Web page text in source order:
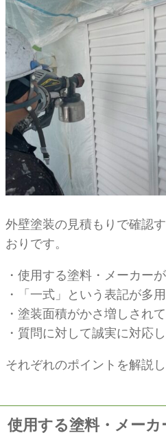
外壁塗装の見積もりで確認
おりです。
・使用する塗料・メーカー
・「一式」という表記が多
・塗装面積がかさ増しされ
・質問に対して誠実に対応
それぞれのポイントを解説し
使用する塗料・メー